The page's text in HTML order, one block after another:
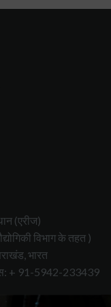
(एरीज)
विभाग के तहत )
भारत
+ 91-5942-233439